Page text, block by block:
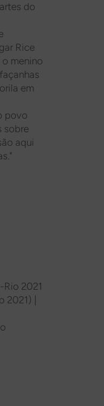
do
Rice
o menino
em
povo
sobre
aqui
Rio 2021
|